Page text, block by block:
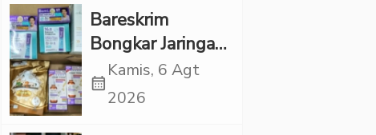
Bareskrim
Bongkar Jaringan
Etomidate dari
Thailand, 4
calendar_month
Kamis, 6 Agt
2026